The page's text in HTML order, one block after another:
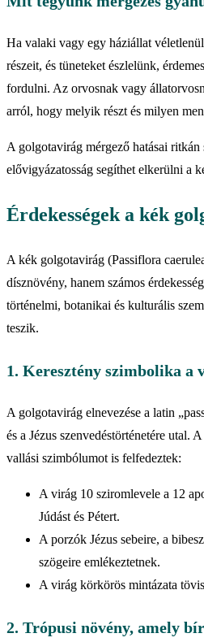
Ha valaki vagy egy háziállat
részeit, és tüneteket észlelünk,
fordulni. Az orvosnak vagy
arról, hogy melyik részt és milyen
A golgotavirág mérgező hatásai
elővigyázatosság segíthet elkerülni a
Érdekességek a kék
A kék golgotavirág (Passiflora
dísznövény, hanem számos
történelmi, botanikai és kulturális
teszik.
1. Keresztény szimbolika a
A golgotavirág elnevezése a latin
és a Jézus szenvedéstörténetére utal.
vallási szimbólumot is felfedeztek:
A virág 10 sziromlevele a 12
Júdást és Pétert.
A porzók Jézus sebeire, a
szögeire emlékeztetnek.
A virág körkörös mintázata
2. Trópusi növény, amely